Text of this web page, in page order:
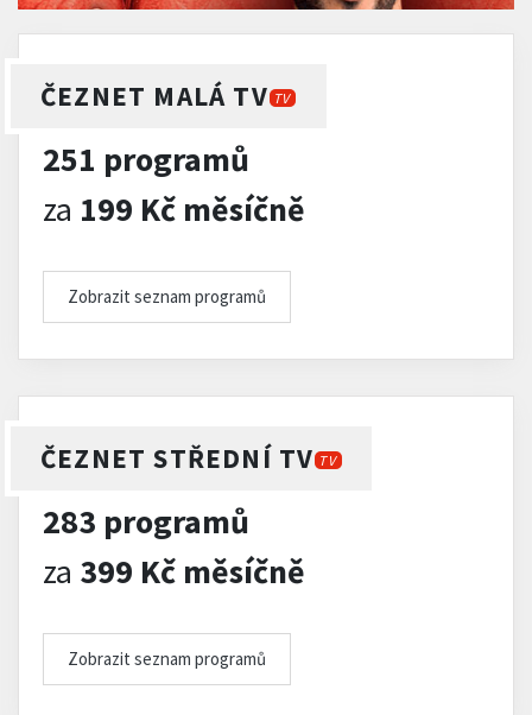
ČEZNET MALÁ TV TV
251 programů
za 199 Kč měsíčně
Zobrazit seznam programů
ČEZNET STŘEDNÍ TV TV
283 programů
za 399 Kč měsíčně
Zobrazit seznam programů